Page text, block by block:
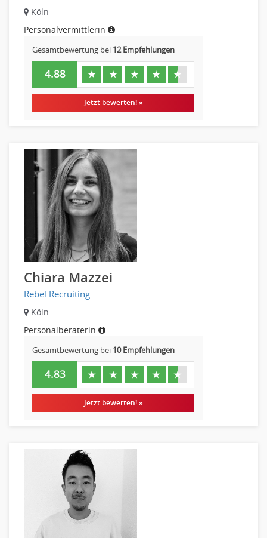
Köln
Personalvermittlerin
Gesamtbewertung bei 12 Empfehlungen
4.88 ★ ★ ★ ★ ★
Jetzt bewerten! »
Chiara Mazzei
Rebel Recruiting
Köln
Personalberaterin
Gesamtbewertung bei 10 Empfehlungen
4.83 ★ ★ ★ ★ ★
Jetzt bewerten! »